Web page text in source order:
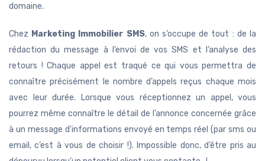
domaine.
Chez Marketing Immobilier SMS, on s’occupe de tout : de la
rédaction du message à l’envoi de vos SMS et l’analyse des
retours ! Chaque appel est traqué ce qui vous permettra de
connaître précisément le nombre d’appels reçus chaque mois
avec leur durée. Lorsque vous réceptionnez un appel, vous
pourrez même connaître le détail de l’annonce concernée grâce
à un message d'informations envoyé en temps réel (par sms ou
email, c’est à vous de choisir !). Impossible donc, d’être pris au